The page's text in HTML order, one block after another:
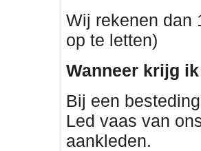
Wij rekenen dan
op te letten)
Wanneer krijg
Bij een
Led vaas van
aankleden.